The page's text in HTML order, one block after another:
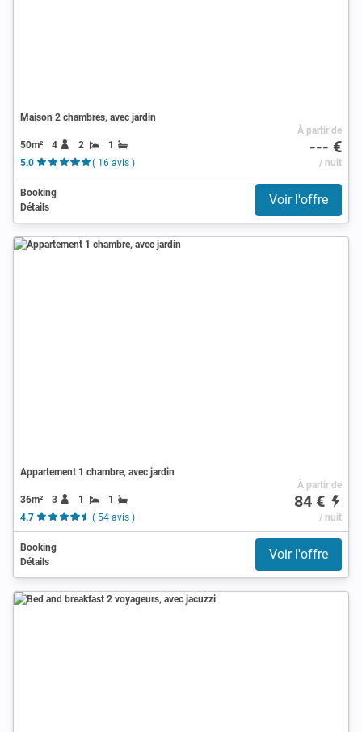
Maison 2 chambres, avec jardin
50m² 4 2
1
5.0
( 16 avis )
À partir de
--- €
/ nuit
Booking
Détails
Voir l'offre
Appartement 1 chambre, avec jardin
36m² 3 1
1
4.7
( 54 avis )
À partir de
84 €
/ nuit
Booking
Détails
Voir l'offre